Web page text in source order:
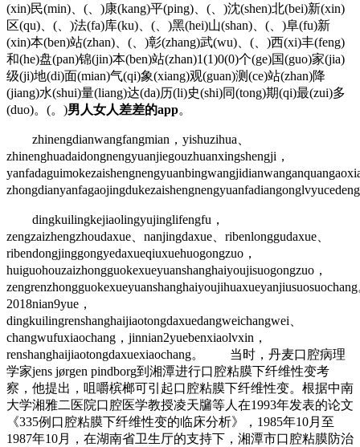
(xin)民(min)、(、)康(kang)平(ping)、(、)沈(shen)北(bei)新(xin)
区(qu)、(、)法(fa)库(ku)、(、)黑(hei)山(shan)、(、)阜(fu)新
(xin)本(ben)站(zhan)、(、)彰(zhang)武(wu)、(、)西(xi)丰(feng)
和(he)盘(pan)锦(jin)本(ben)站(zhan)1(1)0(0)个(ge)国(guo)家(jia)
级(ji)地(di)面(mian)气(qi)象(xiang)观(guan)测(ce)站(zhan)降
(jiang)水(shui)量(liang)达(da)历(li)史(shi)同(tong)期(qi)最(zui)多
(duo)。(。)男人女人差差的app。
zhinengdianwangfangmian，yishuzihua、
zhinenghuadaidongnengyuanjiegouzhuanxingshengji，
dingkuilingkejiaolingyujinglifengfu，
zengzaizhengzhoudaxue、nanjingdaxue、ribenlonggudaxue、
ribendongjinggongyedaxueqiuxuehuogongzuo，
huiguohouzaizhongguokexueyuanshanghaiyoujisuogongzuo，
2018nian9yue，
dingkuilingrenshanghaijiaotongdaxuedangweichangwei、
changwufuxiaochang，jinnian2yuebenxiaolvxin，
renshanghaijiaotongdaxuexiaochang。 当时，丹麦口腔病理
学家jens jørgen pindborg到湘潭进行口腔粘膜下纤维性变考
察，他提出，咀嚼槟榔可引起口腔粘膜下纤维性变。根据中南
大学湘雅二医院口腔医学教授凌天牖等人在1993年发表的论文
《335例口腔粘膜下纤维性变的临床分析》，1985年10月至
1987年10月，在湖南省卫生厅的支持下，湘潭市口腔粘膜防治